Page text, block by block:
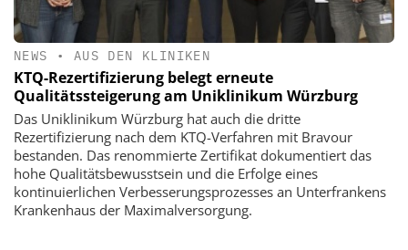
NEWS • AUS DEN KLINIKEN
KTQ-Rezertifizierung belegt erneute
Qualitätssteigerung am Uniklinikum Würzburg
Das Uniklinikum Würzburg hat auch die dritte
Rezertifizierung nach dem KTQ-Verfahren mit Bravour
bestanden. Das renommierte Zertifikat dokumentiert das
hohe Qualitätsbewusstsein und die Erfolge eines
kontinuierlichen Verbesserungsprozesses an Unterfrankens
Krankenhaus der Maximalversorgung.